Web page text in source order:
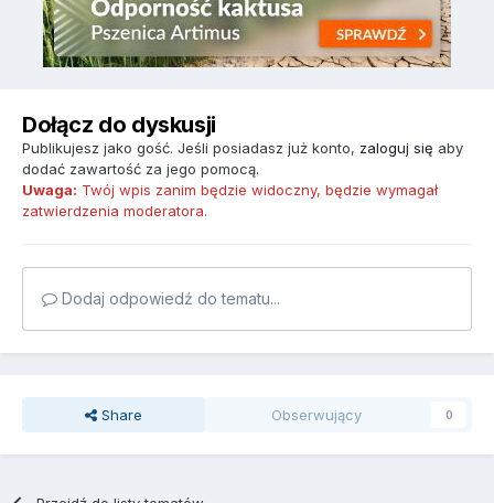
Dołącz do dyskusji
Publikujesz jako gość. Jeśli posiadasz już konto, zaloguj się aby
dodać zawartość za jego pomocą.
Uwaga: Twój wpis zanim będzie widoczny, będzie wymagał
zatwierdzenia moderatora.
Dodaj odpowiedź do tematu...
Share Obserwujący 0